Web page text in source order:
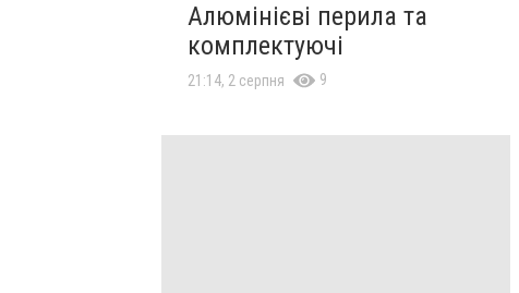
Алюмінієві перила та
комплектуючі
21:14, 2 серпня 9